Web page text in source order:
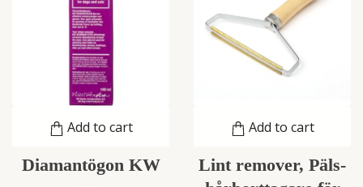
Add to cart
Diamantögon KW
Add to cart
Lint remover, Päls-